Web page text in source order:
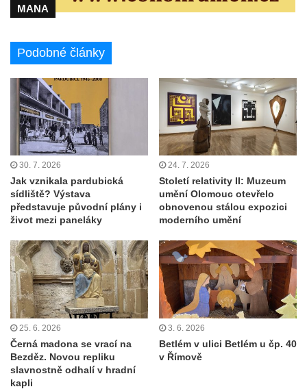
MANA
Podobné články
30. 7. 2026
Jak vznikala pardubická
sídliště? Výstava
představuje původní plány i
život mezi paneláky
24. 7. 2026
Století relativity II: Muzeum
umění Olomouc otevřelo
obnovenou stálou expozici
moderního umění
25. 6. 2026
Černá madona se vrací na
Bezděz. Novou repliku
slavnostně odhalí v hradní
kapli
3. 6. 2026
Betlém v ulici Betlém u čp. 40
v Římově